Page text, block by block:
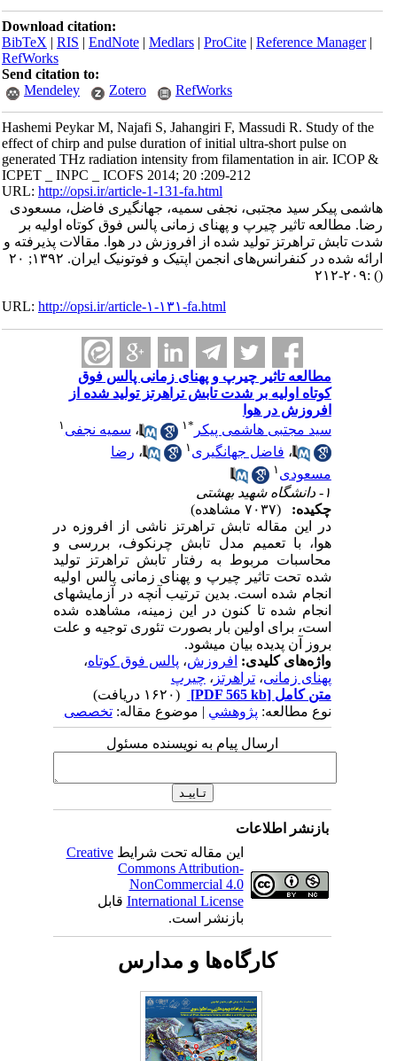
Download citation:
BibTeX|RIS|EndNote|Medlars|ProCite|Reference Manager
RefWorks
Send citation to:
Mendeley
Zotero RefWorks
Hashemi Peykar M, Najafi S, Jahangiri F, Massudi R. Study of the
effect of chirp and pulse duration of initial ultra-short pulse on
generated THz radiation intensity from filamentation in air. ICOP &
ICPET _ INPC _ ICOFS 2014; 20 :209-212
URL:http://opsi.ir/article-1-131-fa.html
هاشمی پیکر سید مجتبی، نجفی سمیه، جهانگیری فاضل، مسعودی
رضا. مطالعه تاثیر چیرپ و پهنای زمانی پالس فوق کوتاه اولیه بر
شدت تابش تراهرتز تولید شده از افروزش در هوا. مقالات پذیرفته و
ارائه شده در کنفرانس‌های انجمن اپتیک و فوتونیک ایران. ۱۳۹۲; ۲۰
:۲۰۹-۲۱۲
URL:http://opsi.ir/article-۱-۱۳۱-fa.html
مطالعه تاثیر چیرپ و پهنای زمانی پالس فوق
کوتاه اولیه بر شدت تابش تراهرتز تولید شده از
افروزش در هوا
سید مجتبی هاشمی پیکر* ۱ ،سمیه نجفی
،فاضل جهانگیری ،رضا
مسعودی
چکیده:
در این مقاله تابش تراهرتز ناشی از افروزه در
هوا، با تعمیم مدل تابش چرنکوف، بررسی و
محاسبات مربوط به رفتار تابش تراهرتز تولید
شده تحت تاثیر چیرپ و پهنای زمانی پالس اولیه
انجام شده است. بدین ترتیب آنچه در آزمایشهای
انجام شده تا کنون در این زمینه، مشاهده شده
است، برای اولین بار بصورت تئوری توجیه و علت
بروز آن پدیده بیان میشود.
واژه‌های کلیدی:افروزش،پالس فوق کوتاه،
پهنای زمانی،تراهرتز، چیرپ
متن کامل[PDF 565 kb]
نوع مطالعه:پژوهشي| موضوع مقاله:تخصصی
ارسال پیام به نویسنده مسئول
بازنشر اطلاعات
این مقاله تحت شرایطCreative
Commons Attribution-
NonCommercial 4.0
International Licenseقابل
بازنشر است.
کارگاه‌ها و مدارس